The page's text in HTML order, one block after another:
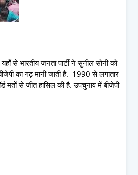
से भारतीय जनता पार्टी ने सुनील सोनी को
का गढ़ मानी जाती है. 1990 से लगातार
मतों से जीत हासिल की है. उपचुनाव में बीजेपी